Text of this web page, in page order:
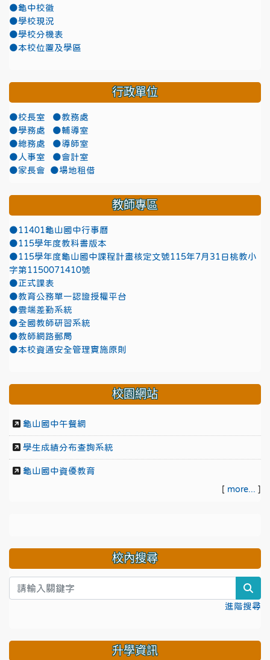
●龜中校徽
●學校現況
●學校分機表
●本校位置及學區
行政單位
●校長室
●教務處
●學務處
●輔導室
●總務處
●導師室
●人事室
●會計室
●家長會
●場地租借
教師專區
●11401龜山國中行事曆
●115學年度教科書版本
●115學年度龜山國中課程計畫核定文號115年7月31日桃教小
字第1150071410號
●正式課表
●教育公務單一認證授權平台
●雲端差勤系統
●全國教師研習系統
●教師網路郵局
●本校資通安全管理實施原則
校園網站
龜山國中午餐網
學生成績分布查詢系統
龜山國中資優教育
[ more... ]
校內搜尋
進階搜尋
升學資訊